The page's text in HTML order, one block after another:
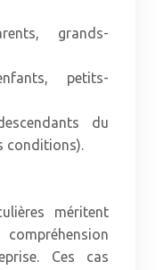
grands-
petits-
du
conditions).
méritent
Ces cas